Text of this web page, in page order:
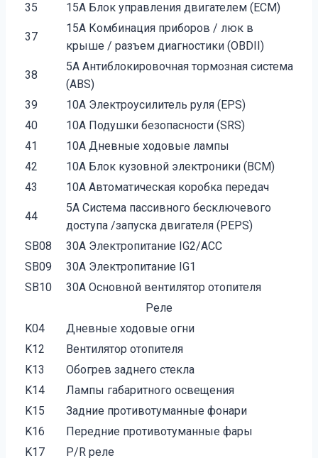
35
15А Блок управления двигателем (ECM)
37
15А Комбинация приборов / люк в
крыше / разъем диагностики (OBDII)
38
5А Антиблокировочная тормозная система
(ABS)
39
10А Электроусилитель руля (EPS)
40
10А Подушки безопасности (SRS)
41
10А Дневные ходовые лампы
42
10А Блок кузовной электроники (BCM)
43
10А Автоматическая коробка передач
44
5А Система пассивного бесключевого
доступа /запуска двигателя (PEPS)
SB08
30А Электропитание IG2/ACC
SB09
30А Электропитание IG1
SB10
30А Основной вентилятор отопителя
Реле
K04
Дневные ходовые огни
K12
Вентилятор отопителя
K13
Обогрев заднего стекла
K14
Лампы габаритного освещения
K15
Задние противотуманные фонари
K16
Передние противотуманные фары
K17
P/R реле